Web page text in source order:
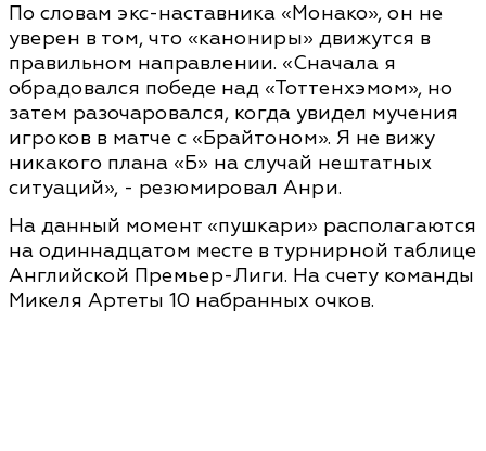
По словам экс-наставника «Монако», он не
уверен в том, что «канониры» движутся в
правильном направлении. «Сначала я
обрадовался победе над «Тоттенхэмом», но
затем разочаровался, когда увидел мучения
игроков в матче с «Брайтоном». Я не вижу
никакого плана «Б» на случай нештатных
ситуаций», - резюмировал Анри.
На данный момент «пушкари» располагаются
на одиннадцатом месте в турнирной таблице
Английской Премьер-Лиги. На счету команды
Микеля Артеты 10 набранных очков.